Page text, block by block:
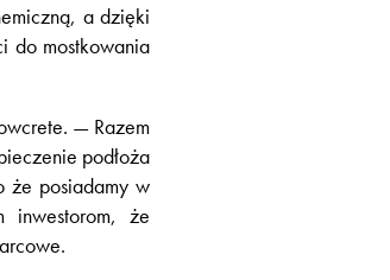
a dzięki
do mostkowania
— Razem
podłoża
że posiadamy w
inwestorom, że